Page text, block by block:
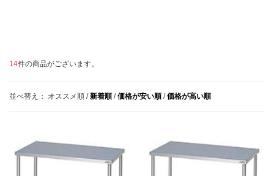
14件の商品がございます。
並べ替え： オススメ順 /新着順 /価格が安い順 /価格が高い順